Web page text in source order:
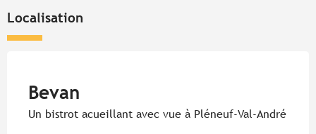
Localisation
Bevan
Un bistrot acueillant avec vue à Pléneuf-Val-André